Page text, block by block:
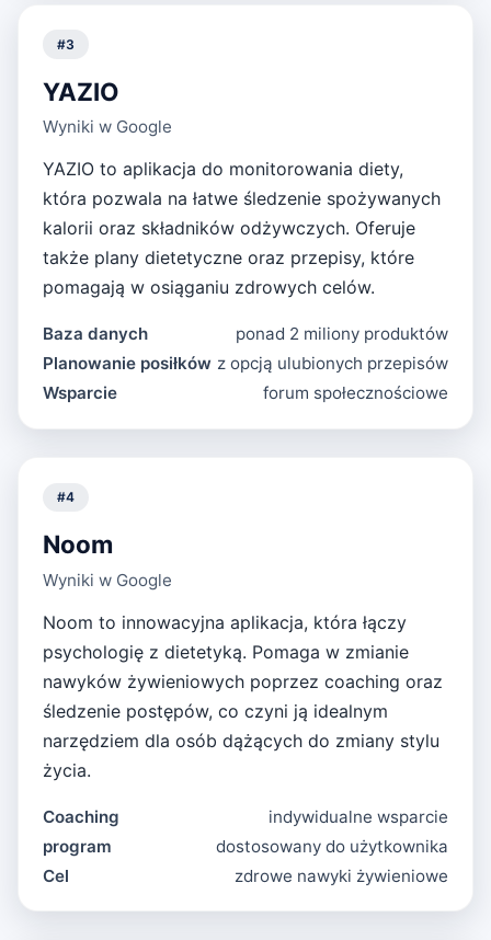
#3
YAZIO
Wyniki w Google
YAZIO to aplikacja do monitorowania diety,
która pozwala na łatwe śledzenie spożywanych
kalorii oraz składników odżywczych. Oferuje
także plany dietetyczne oraz przepisy, które
pomagają w osiąganiu zdrowych celów.
Baza danych
ponad 2 miliony produktów
Planowanie posiłków z opcją ulubionych przepisów
Wsparcie
forum społecznościowe
#4
Noom
Wyniki w Google
Noom to innowacyjna aplikacja, która łączy
psychologię z dietetyką. Pomaga w zmianie
nawyków żywieniowych poprzez coaching oraz
śledzenie postępów, co czyni ją idealnym
narzędziem dla osób dążących do zmiany stylu
życia.
Coaching
indywidualne wsparcie
program
dostosowany do użytkownika
Cel
zdrowe nawyki żywieniowe